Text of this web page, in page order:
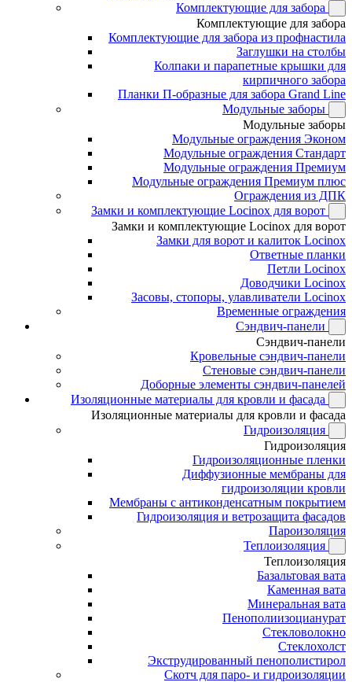
Комплектующие для забора
Комплектующие для забора
Комплектующие для забора из профнастила
Заглушки на столбы
Колпаки и парапетные крышки для
кирпичного забора
Планки П-образные для забора Grand Line
Модульные заборы
Модульные заборы
Модульные ограждения Эконом
Модульные ограждения Стандарт
Модульные ограждения Премиум
Модульные ограждения Премиум плюс
Ограждения из ДПК
Замки и комплектующие Locinox для ворот
Замки и комплектующие Locinox для ворот
Замки для ворот и калиток Locinox
Ответные планки
Петли Locinox
Доводчики Locinox
Засовы, стопоры, улавливатели Locinox
Временные ограждения
Сэндвич-панели
Сэндвич-панели
Кровельные сэндвич-панели
Стеновые сэндвич-панели
Доборные элементы сэндвич-панелей
Изоляционные материалы для кровли и фасада
Изоляционные материалы для кровли и фасада
Гидроизоляция
Гидроизоляция
Гидроизоляционные пленки
Диффузионные мембраны для
гидроизоляции кровли
Мембраны с антиконденсатным покрытием
Гидроизоляция и ветрозащита фасадов
Пароизоляция
Теплоизоляция
Теплоизоляция
Базальтовая вата
Каменная вата
Минеральная вата
Пенополиизоцианурат
Стекловолокно
Стеклохолст
Экструдированный пенополистирол
Скотч для паро- и гидроизоляции